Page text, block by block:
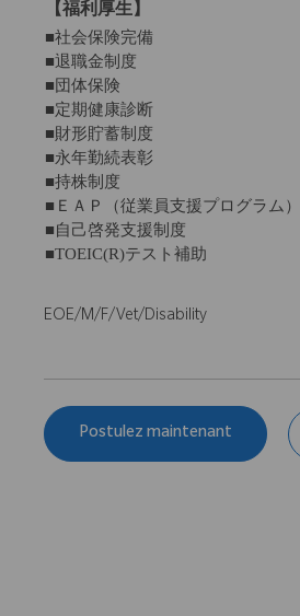
【福利厚生】
■社会保険完備
■退職金制度
■団体保険
■定期健康診断
■財形貯蓄制度
■永年勤続表彰
■持株制度
■ＥＡＰ（従業員支援プログラム）
■自己啓発支援制度
■TOEIC(R)テスト補助
EOE/M/F/Vet/Disability
Postulez maintenant